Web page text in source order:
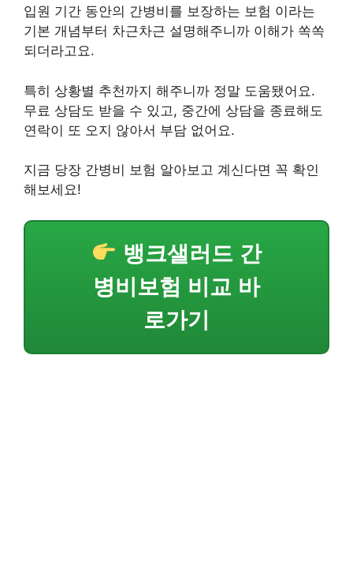
입원 기간 동안의 간병비를 보장하는 보험 이라는
기본 개념부터 차근차근 설명해주니까 이해가 쏙쏙
되더라고요.
특히 상황별 추천까지 해주니까 정말 도움됐어요.
무료 상담도 받을 수 있고, 중간에 상담을 종료해도
연락이 또 오지 않아서 부담 없어요.
지금 당장 간병비 보험 알아보고 계신다면 꼭 확인
해보세요!
뱅크샐러드 간
병비보험 비교 바
로가기